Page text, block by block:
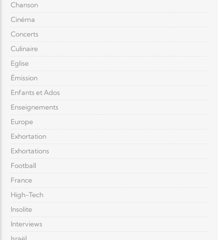
Chanson
Cinéma
Concerts
Culinaire
Eglise
Émission
Enfants et Ados
Enseignements
Europe
Exhortation
Exhortations
Football
France
High-Tech
Insolite
Interviews